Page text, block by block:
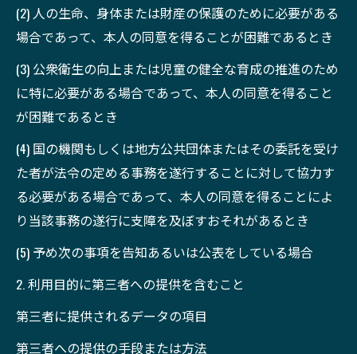
(2) 人の生命、身体または財産の保護のために必要がある
場合であって、本人の同意を得ることが困難であるとき
(3) 公衆衛生の向上または児童の健全な育成の推進のため
に特に必要がある場合であって、本人の同意を得ること
が困難であるとき
(4) 国の機関もしくは地方公共団体またはその委託を受け
た者が法令の定める事務を遂行することに対して協力す
る必要がある場合であって、本人の同意を得ることによ
り当該事務の遂行に支障を及ぼすおそれがあるとき
(5) 予め次の事項を告知あるいは公表をしている場合
2. 利用目的に第三者への提供を含むこと
第三者に提供されるデータの項目
第三者への提供の手段または方法